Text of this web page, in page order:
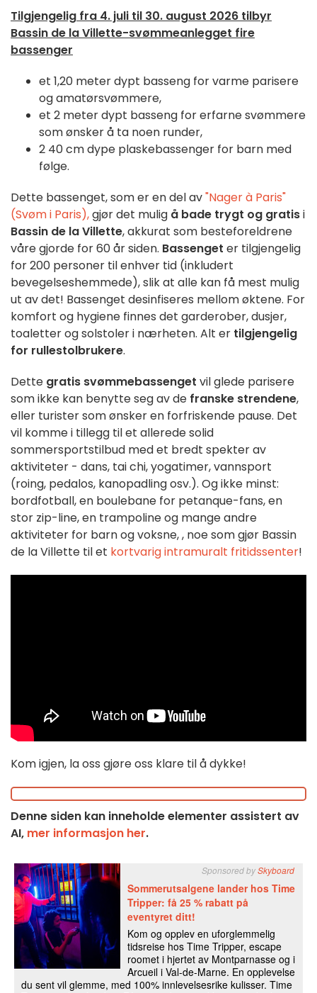
Tilgjengelig fra 4. juli til 30. august 2026 tilbyr
Bassin de la Villette-svømmeanlegget fire
bassenger
et 1,20 meter dypt basseng for varme parisere
og amatørsvømmere,
et 2 meter dypt basseng for erfarne svømmere
som ønsker å ta noen runder,
2 40 cm dype plaskebassenger for barn med
følge.
Dette bassenget, som er en del av"Nager à Paris"
(Svøm i Paris),gjør det mulig å bade trygt og gratisi
Bassin de la Villette, akkurat som besteforeldrene
våre gjorde for 60 år siden. Bassenget er tilgjengelig
for 200 personer til enhver tid (inkludert
bevegelseshemmede), slik at alle kan få mest mulig
ut av det! Bassenget desinfiseres mellom øktene. For
komfort og hygiene finnes det garderober, dusjer,
toaletter og solstoler i nærheten. Alt er tilgjengelig
for rullestolbrukere.
Dette gratis svømmebassenget vil glede parisere
som ikke kan benytte seg av de franske strendene,
eller turister som ønsker en forfriskende pause. Det
vil komme i tillegg til et allerede solid
sommersportstilbud med et bredt spekter av
aktiviteter - dans, tai chi, yogatimer, vannsport
(roing, pedalos, kanopadling osv.). Og ikke minst:
bordfotball, en boulebane for petanque-fans, en
stor zip-line, en trampolineog mange andre
aktiviteter for barn og voksne,, noe som gjør Bassin
de la Villette til et kortvarig intramuralt fritidssenter!
Kom igjen, la oss gjøre oss klare til å dykke!
Denne siden kan inneholde elementer assistert av
AI, mer informasjon her.